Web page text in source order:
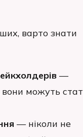
варто знати
—
вони можуть
— ніколи не